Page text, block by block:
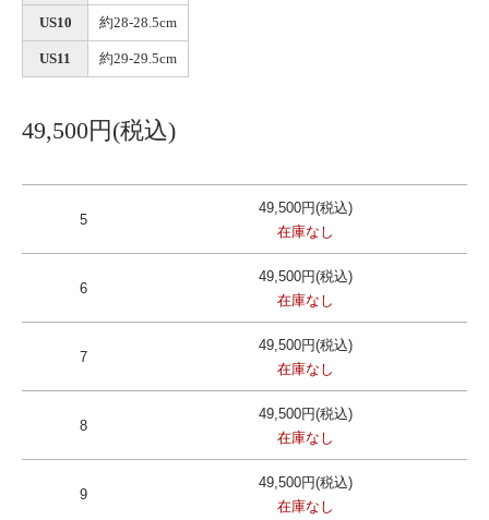
US10 約28-28.5cm
US11 約29-29.5cm
49,500円(税込)
5
49,500円(税込)
在庫なし
6
49,500円(税込)
在庫なし
7
49,500円(税込)
在庫なし
8
49,500円(税込)
在庫なし
9
49,500円(税込)
在庫なし